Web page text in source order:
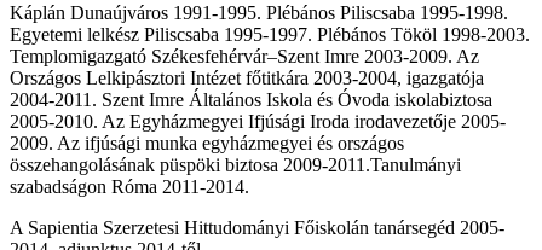
Káplán Dunaújváros 1991-1995. Plébános Piliscsaba 1995-1998.
Egyetemi lelkész Piliscsaba 1995-1997. Plébános Tököl 1998-2003.
Templomigazgató Székesfehérvár–Szent Imre 2003-2009. Az
Országos Lelkipásztori Intézet főtitkára 2003-2004, igazgatója
2004-2011. Szent Imre Általános Iskola és Óvoda iskolabiztosa
2005-2010. Az Egyházmegyei Ifjúsági Iroda irodavezetője 2005-
2009. Az ifjúsági munka egyházmegyei és országos
összehangolásának püspöki biztosa 2009-2011.Tanulmányi
szabadságon Róma 2011-2014.
A Sapientia Szerzetesi Hittudományi Főiskolán tanársegéd 2005-